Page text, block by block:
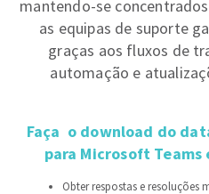
mantendo-se
as equipas de suporte
graças aos fluxos de
automação e
Faça o download do
para Microsoft Teams
Obter respostas e resoluções